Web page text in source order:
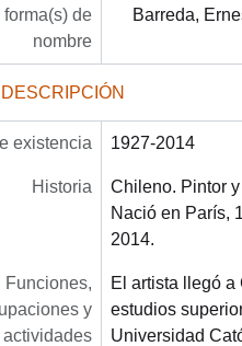
forma(s) de
nombre
Barreda,
existencia 1927-2014
Historia
Chileno. Pintor
Nació en París,
2014.
Funciones,
y
actividades
El artista llegó
estudios
Universidad